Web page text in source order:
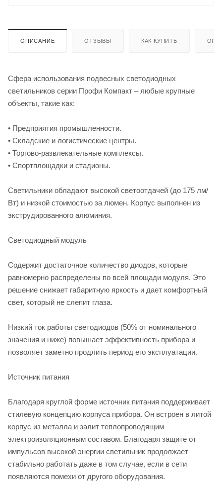
ОПИСАНИЕ ОТЗЫВЫ КАК КУПИТЬ
Сфера использования подвесных светодиодных
светильников серии Профи Компакт – любые крупные
объекты, такие как:
• Предприятия промышленности.
• Складские и логистические центры.
• Торгово-развлекательные комплексы.
• Спортплощадки и стадионы.
Светильники обладают высокой светоотдачей (до 175 лм/
Вт) и низкой стоимостью за люмен. Корпус выполнен из
экструдированного алюминия.
Светодиодный модуль
Содержит достаточное количество диодов, которые
равномерно распределены по всей площади модуля. Это
решение снижает габаритную яркость и дает комфортный
свет, который не слепит глаза.
Низкий ток работы светодиодов (50% от номинального
значения и ниже) повышает эффективность прибора и
позволяет заметно продлить период его эксплуатации.
Источник питания
Благодаря круглой форме источник питания поддерживает
стилевую концепцию корпуса прибора. Он встроен в литой
корпус из металла и залит теплопроводящим
электроизоляционным составом. Благодаря защите от
импульсов высокой энергии светильник продолжает
стабильно работать даже в том случае, если в сети
появляются помехи от другого оборудования.